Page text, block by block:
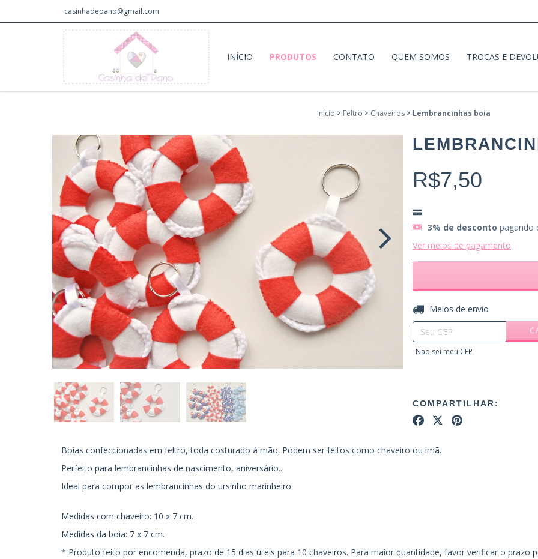
casinhadepano@gmail.com
INÍCIO PRODUTOS CONTATO QUEM SOMOS TROCAS E
Início > Feltro > Chaveiros > Lembrancinhas boia
R$7,50
3% de desconto pagando
Ver meios de pagamento
Entregas para o CEP:
Meios de envio
Não sei meu CEP
COMPARTILHAR:
Boias confeccionadas em feltro, toda costurado à mão. Podem ser feitos como chaveiro ou imã.
Perfeito para lembrancinhas de nascimento, aniversário...
Ideal para compor as lembrancinhas do ursinho marinheiro.
Medidas com chaveiro: 10 x 7 cm.
Medidas da boia: 7 x 7 cm.
* Produto feito por encomenda, prazo de 15 dias úteis para 10 chaveiros. Para maior quantidade, favor verificar o prazo